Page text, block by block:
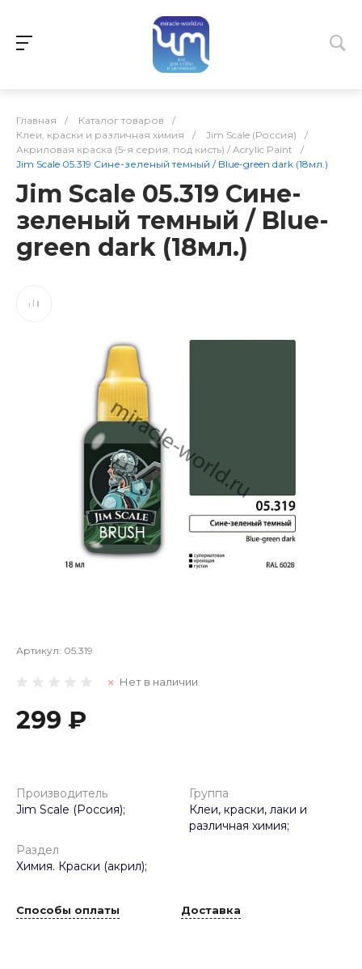
Главная / Каталог товаров
/
Клеи, краски и различная химия
/ Jim Scale (Россия)
/
Акриловая краска (5-я серия, под кисть) / Acrylic Paint
/
Jim Scale 05.319 Сине-зеленый темный / Blue-green dark (18мл.)
Jim Scale 05.319 Сине-
зеленый темный / Blue-
green dark (18мл.)
Артикул: 05.319
Нет в наличии
299 ₽
Производитель
Jim Scale (Россия);
Группа
Клеи, краски, лаки и
различная химия;
Раздел
Химия. Краски (акрил);
Способы оплаты Доставка